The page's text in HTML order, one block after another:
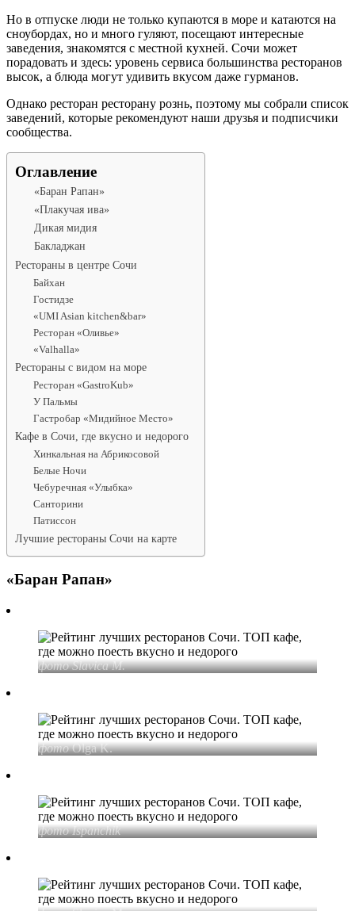
Но в отпуске люди не только купаются в море и катаются на
сноубордах, но и много гуляют, посещают интересные
заведения, знакомятся с местной кухней. Сочи может
порадовать и здесь: уровень сервиса большинства ресторанов
высок, а блюда могут удивить вкусом даже гурманов.
Однако ресторан ресторану рознь, поэтому мы собрали список
заведений, которые рекомендуют наши друзья и подписчики
сообщества.
Оглавление
«Баран Рапан»
«Плакучая ива»
Дикая мидия
Бакладжан
Рестораны в центре Сочи
Байхан
Гостидзе
«UMI Asian kitchen&bar»
Ресторан «Оливье»
«Valhalla»
Рестораны с видом на море
Ресторан «GastroKub»
У Пальмы
Гастробар «Мидийное Место»
Кафе в Сочи, где вкусно и недорого
Хинкальная на Абрикосовой
Белые Ночи
Чебуречная «Улыбка»
Санторини
Патиссон
Лучшие рестораны Сочи на карте
«Баран Рапан»
фото Slavica M.
фотоOlga K.
фото Ispanchik